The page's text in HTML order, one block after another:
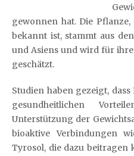
gewonnen hat. Die
bekannt ist, stammt aus
und Asiens und wird für
geschätzt.
Studien haben gezeigt,
gesundheitlichen
Unterstützung der
bioaktive Verbindungen
Tyrosol, die dazu beitragen